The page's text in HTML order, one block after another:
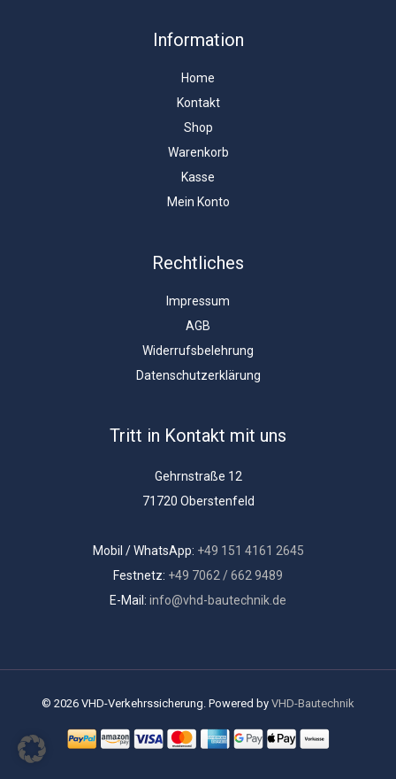
Information
Home
Kontakt
Shop
Warenkorb
Kasse
Mein Konto
Rechtliches
Impressum
AGB
Widerrufsbelehrung
Datenschutzerklärung
Tritt in Kontakt mit uns
Gehrnstraße 12
71720 Oberstenfeld
Mobil / WhatsApp: +49 151 4161 2645
Festnetz: +49 7062 / 662 9489
E-Mail: info@vhd-bautechnik.de
© 2026 VHD-Verkehrssicherung. Powered by VHD-Bautechnik